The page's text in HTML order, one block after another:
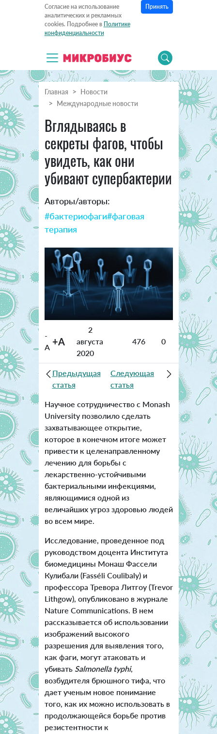
Согласие на использование
аналитических и рекламных
cookies. Подробнее в Политике
конфиденциальности
Принять
Главная
Новости
Международные новости
Вглядываясь в
секреты фагов, чтобы
увидеть, как они
убивают супербактерии
Авторы/авторы:
#бактериофаги#фаговая
терапия
-
A +A
2
августа
2020
476 0
Предыдущая
статья
Следующая
статья
Научное сотрудничество с Monash
University позволило сделать
захватывающее открытие,
которое в конечном итоге может
привести к целенаправленному
лечению для борьбы с
лекарственно-устойчивыми
бактериальными инфекциями,
являющимися одной из
величайших угроз здоровью людей
во всем мире.
Исследование, проведенное под
руководством доцента Института
биомедицины Монаш Фассели
Кулибали (Fasséli Coulibaly) и
профессора Тревора Литгоу (Trevor
Lithgow), опубликовано в журнале
Nature Communications. В нем
рассказывается об использовании
изображений высокого
разрешения для выявления того,
как фаги, могут атаковать и
убивать Salmonella typhi,
возбудителя брюшного тифа, что
дает ученым новое понимание
того, как их можно использовать в
продолжающейся борьбе против
резистентности к